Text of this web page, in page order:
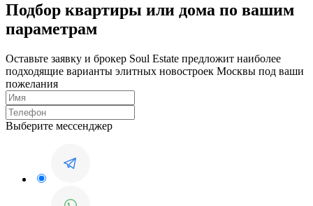
Подбор квартиры или дома по вашим
параметрам
Оставьте заявку и брокер Soul Estate предложит наиболее
подходящие варианты элитных новостроек Москвы под ваши
пожелания
Выберите мессенджер